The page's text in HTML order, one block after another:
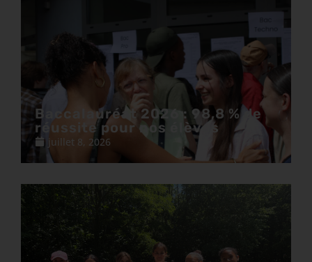
Baccalauréat 2026 : 98,8 % de
réussite pour nos élèves
juillet 8, 2026